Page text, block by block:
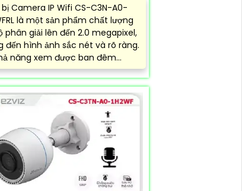
Camera IP Wifi CS-C3N-A0-
là một sản phẩm chất lượng
phân giải lên đến 2.0 megapixel,
đến hình ảnh sắc nét và rõ ràng.
năng xem được ban đêm...